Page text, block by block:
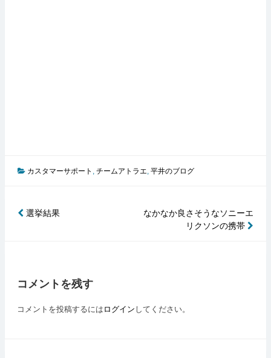
カスタマーサポート , チームアトラエ, 平井のブログ
投
ゲ
ー
選挙結果
なかなか良さそうなソニーエ
リクソンの携帯
コメントを残す
コメントを投稿するには ログイン してください。